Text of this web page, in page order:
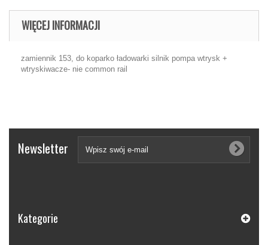
WIĘCEJ INFORMACJI
zamiennik 153, do koparko ładowarki silnik pompa wtrysk +
wtryskiwacze- nie common rail
Newsletter
Kategorie